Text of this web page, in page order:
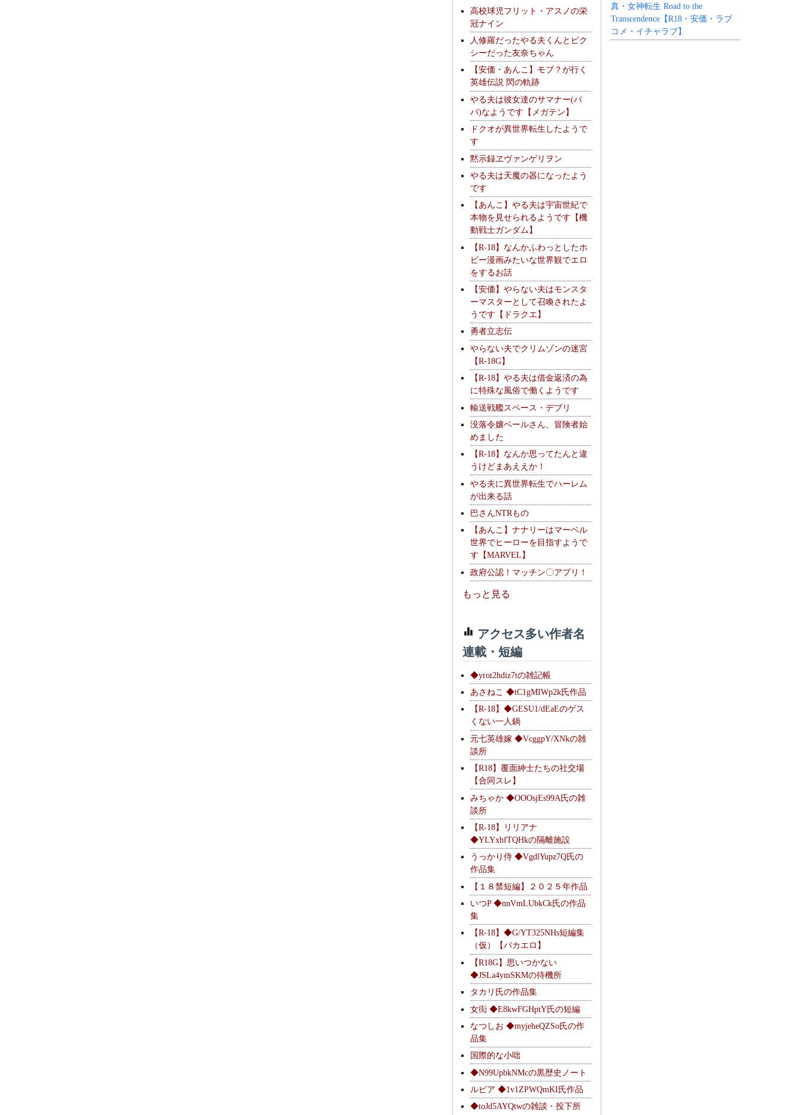
高校球児フリット・アスノの栄
冠ナイン
人修羅だったやる夫くんとピク
シーだった友奈ちゃん
【安価・あんこ】モブ？が行く
英雄伝説 閃の軌跡
やる夫は彼女達のサマナー(パ
パ)なようです【メガテン】
ドクオが異世界転生したようで
す
黙示録ヱヴァンゲリヲン
やる夫は天魔の器になったよう
です
【あんこ】やる夫は宇宙世紀で
本物を見せられるようです【機
動戦士ガンダム】
【R-18】なんかふわっとしたホ
ビー漫画みたいな世界観でエロ
をするお話
【安価】やらない夫はモンスタ
ーマスターとして召喚されたよ
うです【ドラクエ】
勇者立志伝
やらない夫でクリムゾンの迷宮
【R-18G】
【R-18】やる夫は借金返済の為
に特殊な風俗で働くようです
輸送戦艦スペース・デブリ
没落令嬢ベールさん、冒険者始
めました
【R-18】なんか思ってたんと違
うけどまあええか！
やる夫に異世界転生でハーレム
が出来る話
巴さんNTRもの
【あんこ】ナナリーはマーベル
世界でヒーローを目指すようで
す【MARVEL】
政府公認！マッチン〇アプリ！
もっと見る
アクセス多い作者名
連載・短編
◆yrot2hdiz7tの雑記帳
あさねこ ◆tC1gMIWp2k氏作品
【R-18】◆GESU1/dEaEのゲス
くない一人鍋
元七英雄嫁 ◆VcggpY/XNkの雑
談所
【R18】覆面紳士たちの社交場
【合同スレ】
みちゃか ◆OOOsjEs99A氏の雑
談所
【R-18】リリアナ
◆YLYxhfTQHkの隔離施設
うっかり侍 ◆VgdlYupz7Q氏の
作品集
【１８禁短編】２０２５年作品
いつP ◆nnVmLUbkCk氏の作品
集
【R-18】◆G/YT325NHs短編集
（仮）【バカエロ】
【R18G】思いつかない
◆JSLa4ymSKMの待機所
タカリ氏の作品集
女衒 ◆E8kwFGHptY氏の短編
なつしお ◆myjeheQZSo氏の作
品集
国際的な小咄
◆N99UpbkNMcの黒歴史ノート
ルピア ◆1v1ZPWQmKI氏作品
◆toJd5AYQtwの雑談・投下所
真・女神転生 Road to the
Transcendence【R18・安価・ラブ
コメ・イチャラブ】